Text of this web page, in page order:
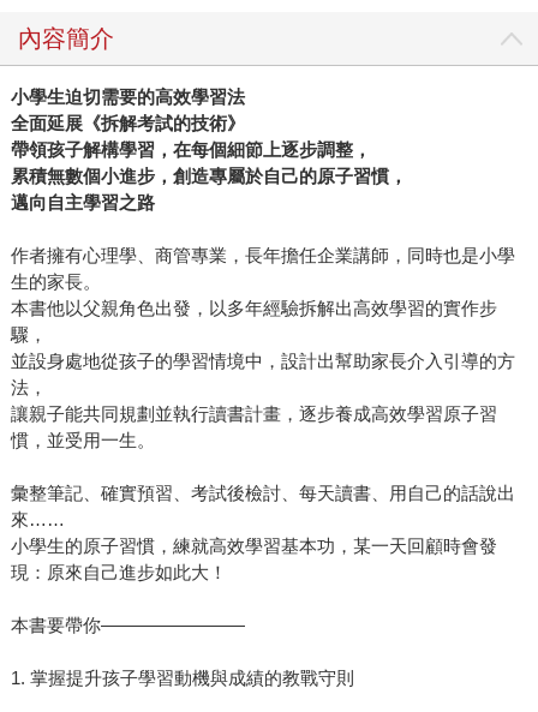
內容簡介
小學生迫切需要的高效學習法
全面延展《拆解考試的技術》
帶領孩子解構學習，在每個細節上逐步調整，
累積無數個小進步，創造專屬於自己的原子習慣，
邁向自主學習之路
作者擁有心理學、商管專業，長年擔任企業講師，同時也是小學
生的家長。
本書他以父親角色出發，以多年經驗拆解出高效學習的實作步
驟，
並設身處地從孩子的學習情境中，設計出幫助家長介入引導的方
法，
讓親子能共同規劃並執行讀書計畫，逐步養成高效學習原子習
慣，並受用一生。
彙整筆記、確實預習、考試後檢討、每天讀書、用自己的話說出
來……
小學生的原子習慣，練就高效學習基本功，某一天回顧時會發
現：原來自己進步如此大！
本書要帶你————————
1. 掌握提升孩子學習動機與成績的教戰守則